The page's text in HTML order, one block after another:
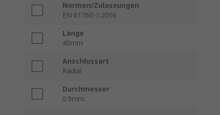
Normen/Zulassungen
EN 61760-1:2006
Länge
40mm
Anschlussart
Radial
Durchmesser
0.9mm